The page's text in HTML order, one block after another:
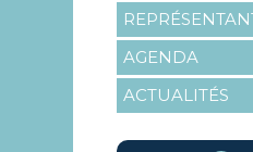
AGENDA
ACTUALITÉS